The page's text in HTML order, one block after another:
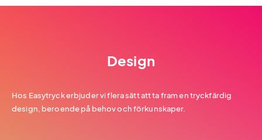
Design
Hos Easytryck erbjuder vi flera sätt att ta fram en tryckfärdig
design, beroende på behov och förkunskaper.